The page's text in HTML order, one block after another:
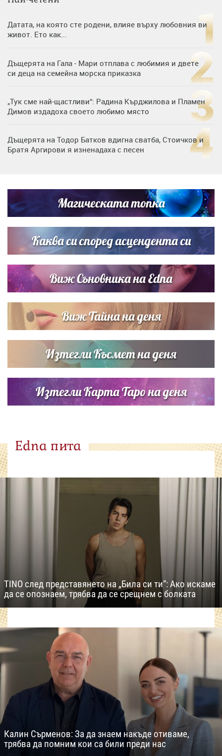
Датата, на която сте родени, влияе върху любовния ви
живот. Ето как...
Дъщерята на Гала - Мари отплава с любимия и двете
си деца на семейна морска приказка
„Тук сме най-щастливи“: Радина Кърджилова и Пламен
Димов издадоха своето любимо място
Дъщерята на Тодор Батков вдигна сватба, Стоичков и
Братя Аргирови я изненадаха с песен
Списъкът е ясен: Джей Ло и Риана във ВИП гостите на
сватбата на Роналдо
Магическата топка
Каква си според асцендента си
Виж Съновника на Edna
Виж Тайна на деня
Изтегли Късмет на деня
Изтегли Карта Таро на деня
Edna пита
TINO след представянето на „Била си ти“: Ако искаме
да се опознаем, трябва да се срещнем с болката
Калин Сърменов: За да знаем накъде отиваме,
трябва да помним кои са били преди нас